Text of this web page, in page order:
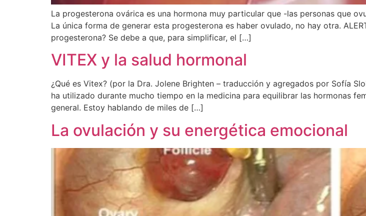
La progesterona ovárica es una hormona muy particular que -las personas que
La única forma de generar esta progesterona es haber ovulado, no hay otra.
progesterona? Se debe a que, para simplificar, el […]
VITEX y la salud hormonal
¿Qué es Vitex? (por la Dra. Jolene Brighten – traducción y agregados por Sofía
ha utilizado durante mucho tiempo en la medicina para equilibrar las hormonas
general. Estoy hablando de miles de […]
La ovulación y su energética emocional